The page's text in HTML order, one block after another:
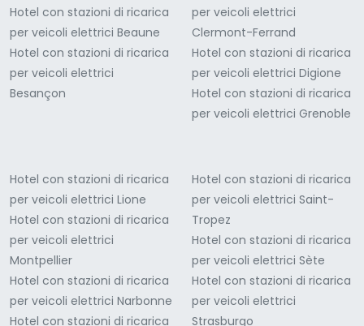
Hotel con stazioni di ricarica
per veicoli elettrici Beaune
Hotel con stazioni di ricarica
per veicoli elettrici
Besançon
per veicoli elettrici
Clermont-Ferrand
Hotel con stazioni di ricarica
per veicoli elettrici Digione
Hotel con stazioni di ricarica
per veicoli elettrici Grenoble
Hotel con stazioni di ricarica
per veicoli elettrici Lione
Hotel con stazioni di ricarica
per veicoli elettrici
Montpellier
Hotel con stazioni di ricarica
per veicoli elettrici Narbonne
Hotel con stazioni di ricarica
Hotel con stazioni di ricarica
per veicoli elettrici Saint-
Tropez
Hotel con stazioni di ricarica
per veicoli elettrici Sète
Hotel con stazioni di ricarica
per veicoli elettrici
Strasburgo